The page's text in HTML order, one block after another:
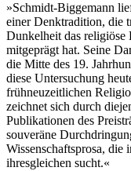
»Schmidt-Biggemann
einer Denktradition, die
Dunkelheit das religiöse
mitgeprägt hat. Seine
die Mitte des 19.
diese Untersuchung
frühneuzeitlichen
zeichnet sich durch
Publikationen des
souveräne
Wissenschaftsprosa, die
ihresgleichen sucht.«